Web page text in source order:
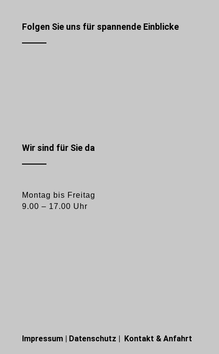
Folgen Sie uns für spannende Einblicke
Wir sind für Sie da
Montag bis Freitag
9.00 – 17.00 Uhr
Impressum| Datenschutz | Kontakt & Anfahrt